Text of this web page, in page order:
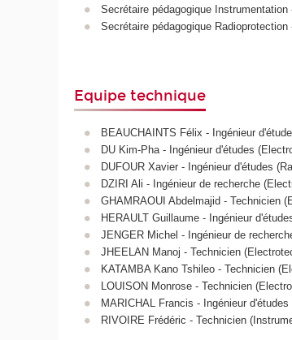
Secrétaire pédagogique Instrumentation
Secrétaire pédagogique Radioprotection
Equipe technique
BEAUCHAINTS Félix - Ingénieur
DU Kim-Pha - Ingénieur d'études
DUFOUR Xavier - Ingénieur d'études
DZIRI Ali - Ingénieur de recherche
GHAMRAOUI Abdelmajid - Technicien
HERAULT Guillaume - Ingénieur
JENGER Michel - Ingénieur de
JHEELAN Manoj - Technicien
KATAMBA Kano Tshileo - Technicien
LOUISON Monrose - Technicien
MARICHAL Francis - Ingénieur
RIVOIRE Frédéric - Technicien